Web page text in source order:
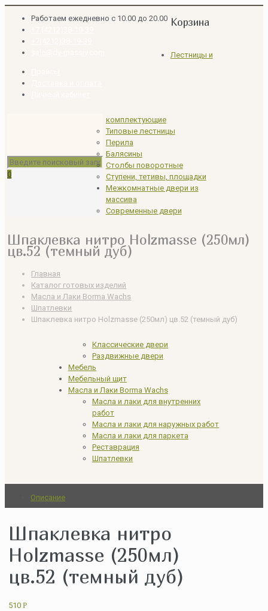
Работаем ежедневно с 10.00 до 20.00
0
Шпаклевка нитро Holzmasse (250мл)
цв.52 (темный дуб)
Главная
Каталог готовых изделий
Масла и Лаки Borma Wachs
Шпатлевки
Шпаклевка нитро Holzmasse (250мл) цв.52 (темный дуб)
Корзина
Лестницы и
комплектующие
Типовые лестницы
Перила
Балясины
Столбы поворотные
Ступени, тетивы, площадки
Межкомнатные двери из
массива
Современные двери
Классические двери
Раздвижные двери
Мебель
Мебельный щит
Масла и Лаки Borma Wachs
Масла и лаки для внутренних
работ
Масла и лаки для наружных работ
Масла и лаки для паркета
Реставрация
Шпатлевки
Шпаклевка нитро
Holzmasse (250мл)
цв.52 (темный дуб)
510Р
Описание